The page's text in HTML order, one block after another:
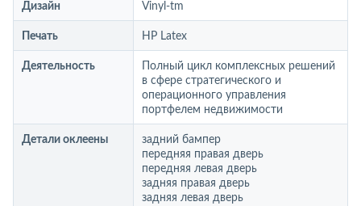
Дизайн Vinyl-tm
Печать HP Latex
Деятельность
Полный цикл комплексных решений
в сфере стратегического и
операционного управления
портфелем недвижимости
Детали оклеены
задний бампер
передняя правая дверь
передняя левая дверь
задняя правая дверь
задняя левая дверь